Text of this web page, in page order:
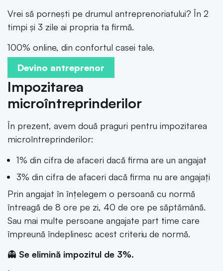
Vrei să pornești pe drumul antreprenoriatului? În 2
timpi și 3 zile ai propria ta firmă.
100% online, din confortul casei tale.
Devino antreprenor
Impozitarea
microîntreprinderilor
În prezent, avem două praguri pentru impozitarea
microîntreprinderilor:
1% din cifra de afaceri dacă firma are un angajat
3% din cifra de afaceri dacă firma nu are angajați
Prin angajat în înțelegem o persoană cu normă
întreagă de 8 ore pe zi, 40 de ore pe săptămână.
Sau mai multe persoane angajate part time care
împreună îndeplinesc acest criteriu de normă.
👻 Se elimină impozitul de 3%.